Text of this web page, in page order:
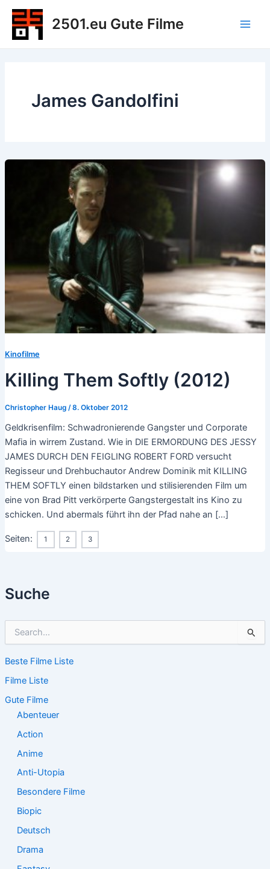
Zum
Inhalt
springen
2501.eu Gute Filme
Suche
h
n
n
Beste Filme Liste
Filme Liste
Gute Filme
Abenteuer
Action
Anime
Anti-Utopia
Besondere Filme
Biopic
Deutsch
Drama
James Gandolfini
Kinofilme
Killing Them Softly (2012)
Christopher Haug /8. Oktober 2012
Geldkrisenfilm: Schwadronierende Gangster und Corporate
Mafia in wirrem Zustand. Wie in DIE ERMORDUNG DES JESSY
JAMES DURCH DEN FEIGLING ROBERT FORD versucht
Regisseur und Drehbuchautor Andrew Dominik mit KILLING
THEM SOFTLY einen bildstarken und stilisierenden Film um
eine von Brad Pitt verkörperte Gangstergestalt ins Kino zu
schicken. Und abermals führt ihn der Pfad nahe an […]
Seiten: 1 2 3